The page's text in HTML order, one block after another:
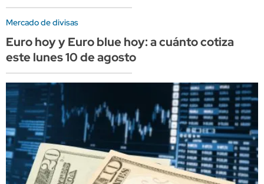
Mercado de divisas
Euro hoy y Euro blue hoy: a cuánto cotiza
este lunes 10 de agosto